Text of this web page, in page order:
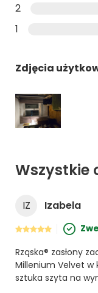
2
1
Zdjęcia
Wszystkie
IZ Izabela
Rząska® zasłony
Millenium Velvet w
sztuka szyta na